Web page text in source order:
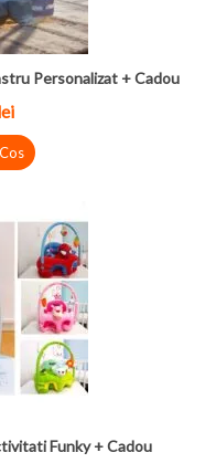
Personalizat + Cadou
Funky + Cadou